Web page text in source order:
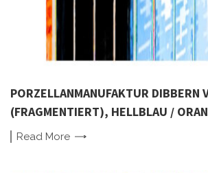
PORZELLANMANUFAKTUR DIBBERN
(FRAGMENTIERT), HELLBLAU /
Read More